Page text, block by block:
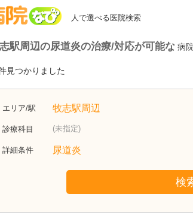
人で選べる医院検索
駅周辺の尿道炎の治療/対応が可能な 病
見つかりました
エリア/駅 牧志駅周辺
診療科目 (未指定)
詳細条件 尿道炎
検